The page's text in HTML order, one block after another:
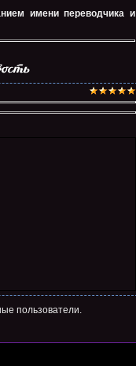
имени переводчика и
пользователи.